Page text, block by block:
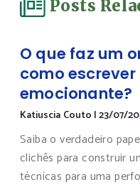
Posts
O que faz um
como
emocionante?
Katiuscia Couto |23/07/
Saiba o verdadeiro
clichês para construir
técnicas para uma